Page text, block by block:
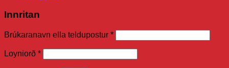
Innritan
Brúkaranavn ella teldupostur *
Loyniorð *